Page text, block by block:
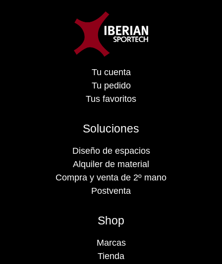
Tu cuenta
Tu pedido
Tus favoritos
Soluciones
Diseño de espacios
Alquiler de material
Compra y venta de 2º mano
Postventa
Shop
Marcas
Tienda